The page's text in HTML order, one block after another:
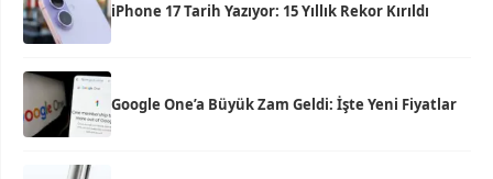
iPhone 17 Tarih Yazıyor: 15 Yıllık Rekor Kırıldı
Google One’a Büyük Zam Geldi: İşte Yeni Fiyatlar